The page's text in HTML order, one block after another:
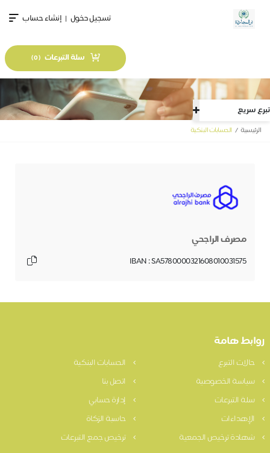
تبرع سريع
تسجيل دخول | إنشاء حساب
سلة التبرعات (
0
)
الرئيسية الحسابات البنكية
مصرف الراجحي
IBAN : SA5780000321608010031575
روابط هامة
حالات التبرع
الحسابات البنكية
سياسة الخصوصية
اتصل بنا
سلة التبرعات
إدارة حسابي
الإهداءات
حاسبة الزكاة
شهادة ترخيص الجمعية
ترخيص جمع التبرعات